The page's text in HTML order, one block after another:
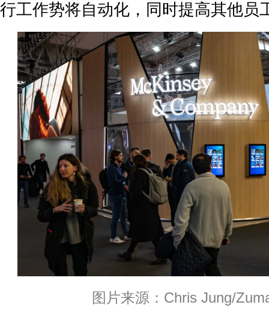
行工作势将自动化，同时提高其他员
图片来源：Chris Jung/